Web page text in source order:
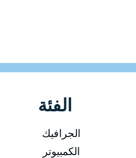
الفئة
الجرافيك
الكمبيوتر